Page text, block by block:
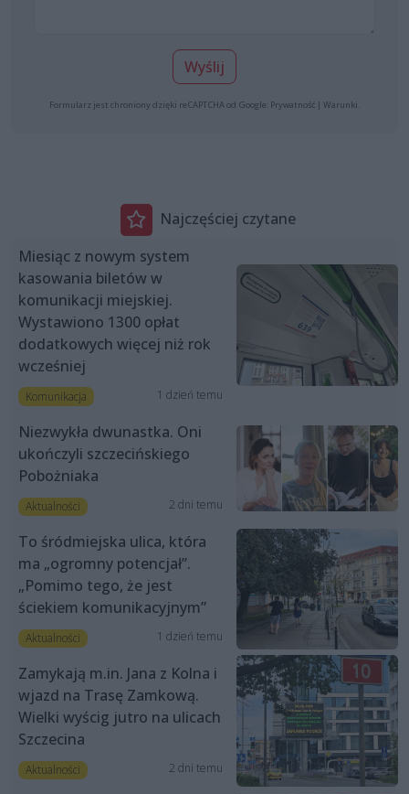
Wyślij
Formularz jest chroniony dzięki reCAPTCHA od Google: Prywatność | Warunki
Najczęściej czytane
Miesiąc z nowym system
kasowania biletów w
komunikacji miejskiej.
Wystawiono 1300 opłat
dodatkowych więcej niż rok
wcześniej
Komunikacja 1 dzień temu
Niezwykła dwunastka. Oni
ukończyli szczecińskiego
Pobożniaka
Aktualności 2 dni temu
To śródmiejska ulica, która
ma „ogromny potencjał”.
„Pomimo tego, że jest
ściekiem komunikacyjnym”
Aktualności 1 dzień temu
Zamykają m.in. Jana z Kolna i
wjazd na Trasę Zamkową.
Wielki wyścig jutro na ulicach
Szczecina
Aktualności 2 dni temu